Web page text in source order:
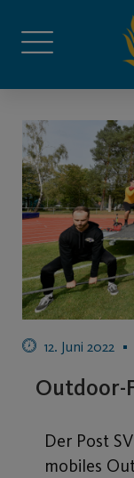
12. Juni 2022
Outdoor-
Der Post
mobiles